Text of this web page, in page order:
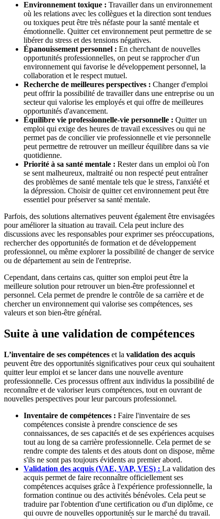
Environnement toxique : Travailler dans un environnement
où les relations avec les collègues et la direction sont tendues
ou toxiques peut être très néfaste pour la santé mentale et
émotionnelle. Quitter cet environnement peut permettre de se
libérer du stress et des tensions négatives.
Épanouissement personnel : En cherchant de nouvelles
opportunités professionnelles, on peut se rapprocher d'un
environnement qui favorise le développement personnel, la
collaboration et le respect mutuel.
Recherche de meilleures perspectives : Changer d'emploi
peut offrir la possibilité de travailler dans une entreprise ou un
secteur qui valorise les employés et qui offre de meilleures
opportunités d'avancement.
Équilibre vie professionnelle-vie personnelle : Quitter un
emploi qui exige des heures de travail excessives ou qui ne
permet pas de concilier vie professionnelle et vie personnelle
peut permettre de retrouver un meilleur équilibre dans sa vie
quotidienne.
Priorité à sa santé mentale : Rester dans un emploi où l'on
se sent malheureux, maltraité ou non respecté peut entraîner
des problèmes de santé mentale tels que le stress, l'anxiété et
la dépression. Choisir de quitter cet environnement peut être
essentiel pour préserver sa santé mentale.
Parfois, des solutions alternatives peuvent également être envisagées
pour améliorer la situation au travail. Cela peut inclure des
discussions avec les responsables pour exprimer ses préoccupations,
rechercher des opportunités de formation et de développement
professionnel, ou même explorer la possibilité de changer de service
ou de département au sein de l'entreprise.
Cependant, dans certains cas, quitter son emploi peut être la
meilleure solution pour retrouver un bien-être professionnel et
personnel. Cela permet de prendre le contrôle de sa carrière et de
chercher un environnement qui valorise ses compétences, ses
valeurs et son bien-être général.
Suite à une validation de compétences
L’inventaire de ses compétences et la validation des acquis
peuvent être des opportunités significatives pour ceux qui souhaitent
quitter leur emploi et se lancer dans une nouvelle aventure
professionnelle. Ces processus offrent aux individus la possibilité de
reconnaître et de valoriser leurs compétences, tout en ouvrant de
nouvelles perspectives pour leur parcours professionnel.
Inventaire de compétences : Faire l'inventaire de ses
compétences consiste à prendre conscience de ses
connaissances, de ses capacités et de ses expériences acquises
tout au long de sa carrière professionnelle. Cela permet de se
rendre compte des talents et des atouts dont on dispose, même
s'ils ne sont pas toujours évidents au premier abord.
Validation des acquis (VAE, VAP, VES) : La validation des
acquis permet de faire reconnaître officiellement ses
compétences acquises grâce à l'expérience professionnelle, la
formation continue ou des activités bénévoles. Cela peut se
traduire par l'obtention d'une certification ou d'un diplôme, ce
qui ouvre de nouvelles opportunités sur le marché du travail.